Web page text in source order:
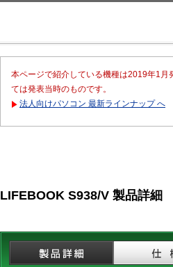
本ページで紹介している機種は2019年1
ては発表当時のものです。
法人向けパソコン 最新ラインナップ へ
LIFEBOOK S938/V 製品詳細